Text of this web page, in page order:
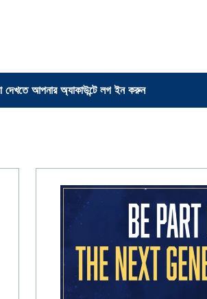
আপনার অ্যাকাউন্টে লগ ইন করুন